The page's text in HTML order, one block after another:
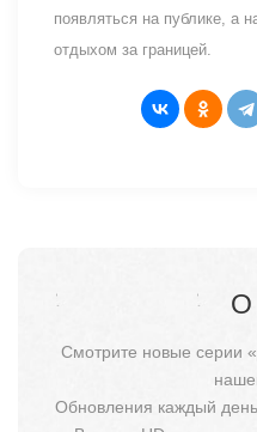
появляться на публике, а
отдыхом за границей.
О
Смотрите новые серии
Обновления каждый